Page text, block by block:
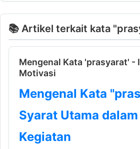
📚 Artikel terkait kata
Mengenal Kata 'prasyarat' -
Motivasi
Mengenal Kata
Syarat Utama
Kegiatan